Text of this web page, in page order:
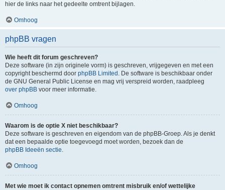
hier de links naar het gedeelte omtrent bijlagen.
Omhoog
phpBB vragen
Wie heeft dit forum geschreven?
Deze software (in zijn originele vorm) is geschreven, vrijgegeven en met een
copyright beschermd door phpBB Limited . De software is beschikbaar onder
de GNU General Public License en mag vrij verspreid worden, raadpleeg
over phpBB voor meer informatie.
Omhoog
Waarom is de optie X niet beschikbaar?
Deze software is geschreven en eigendom van de phpBB-Groep. Als je denkt
dat een bepaalde optie toegevoegd moet worden, bezoek dan de
phpBB Ideeën sectie.
Omhoog
Met wie moet ik contact opnemen omtrent misbruik en/of wettelijke